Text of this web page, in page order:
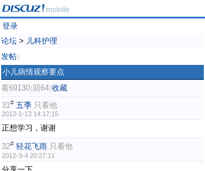
登录
论坛 > 儿科护理
发帖
小儿病情观察要点
看69130 回64 收藏
31# 五季 只看他
2012-1-13 14:17:15
正想学习，谢谢
32# 轻花飞雨 只看他
2012-3-4 20:27:11